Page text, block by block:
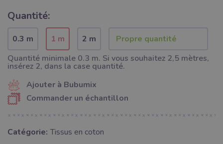
Quantité:
0.3 m 1 m
2 m
Quantité minimale 0.3 m. Si vous souhaitez 2,5 mètres,
insérez 2, dans la case quantité.
Ajouter à Bubumix
Commander un échantillon
Catégorie: Tissus en coton